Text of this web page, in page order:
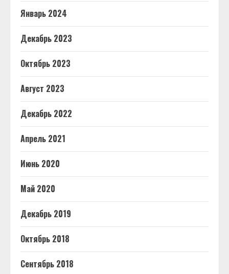
Январь 2024
Декабрь 2023
Октябрь 2023
Август 2023
Декабрь 2022
Апрель 2021
Июнь 2020
Май 2020
Декабрь 2019
Октябрь 2018
Сентябрь 2018